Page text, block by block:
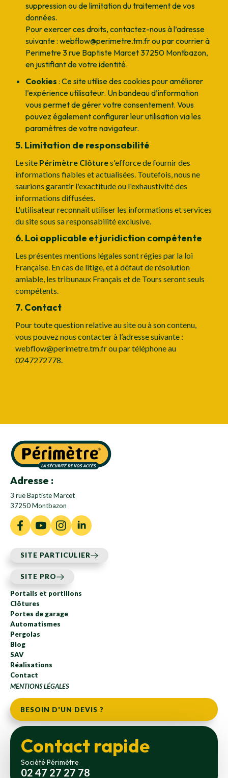
suppression ou de limitation du traitement de vos
données.
Pour exercer ces droits, contactez-nous à l’adresse
suivante : webflow@perimetre.tm.fr ou par courrier à
Perimetre 3 rue Baptiste Marcet 37250 Montbazon,
en justifiant de votre identité.
Cookies : Ce site utilise des cookies pour améliorer
l’expérience utilisateur. Un bandeau d’information
vous permet de gérer votre consentement. Vous
pouvez également configurer leur utilisation via les
paramètres de votre navigateur.
5. Limitation de responsabilité
Le site Périmètre Clôtures'efforce de fournir des
informations fiables et actualisées. Toutefois, nous ne
saurions garantir l'exactitude ou l'exhaustivité des
informations diffusées.
L'utilisateur reconnaît utiliser les informations et services
du site sous sa responsabilité exclusive.
6. Loi applicable et juridiction compétente
Les présentes mentions légales sont régies par la loi
Française. En cas de litige, et à défaut de résolution
amiable, les tribunaux Français et de Tours seront seuls
compétents.
7. Contact
Pour toute question relative au site ou à son contenu,
vous pouvez nous contacter à l’adresse suivante :
webflow@perimetre.tm.fr ou par téléphone au
0247272778.
Adresse :
3 rue Baptiste Marcet
37250 Montbazon
SITE PARTICULIER
SITE PRO
Portails et portillons
Clôtures
Portes de garage
Automatismes
Pergolas
Blog
SAV
Réalisations
Contact
MENTIONS LÉGALES
BESOIN D'UN DEVIS ?
Contact rapide
Société Périmètre
02 47 27 27 78